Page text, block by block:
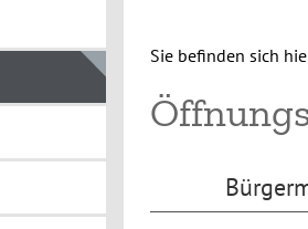
Sie befinden sich